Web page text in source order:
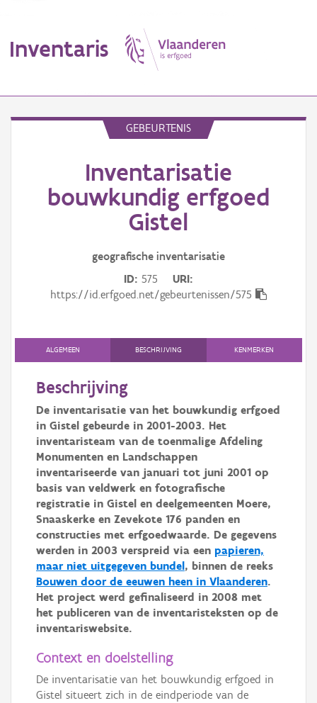
Inventaris
Aanduidingsobject
Gebeurtenis
Downloads
Hergebruik
Aanmelden
GEBEURTENIS
Inventarisatie
bouwkundig erfgoed
Gistel
geografische inventarisatie
ID 575
URI
https://id.erfgoed.net/gebeurtenissen/575
ALGEMEEN BESCHRIJVING KENMERKEN
Beschrijving
De inventarisatie van het bouwkundig erfgoed
in Gistel gebeurde in 2001-2003. Het
inventaristeam van de toenmalige Afdeling
Monumenten en Landschappen
inventariseerde van januari tot juni 2001 op
basis van veldwerk en fotografische
registratie in Gistel en deelgemeenten Moere,
Snaaskerke en Zevekote 176 panden en
constructies met erfgoedwaarde. De gegevens
werden in 2003 verspreid via een papieren,
maar niet uitgegeven bundel, binnen de reeks
Bouwen door de eeuwen heen in Vlaanderen.
Het project werd gefinaliseerd in 2008 met
het publiceren van de inventaristeksten op de
inventariswebsite.
Context en doelstelling
De inventarisatie van het bouwkundig erfgoed in
Gistel situeert zich in de eindperiode van de